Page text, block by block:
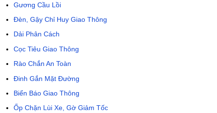
Gương Cầu Lồi
Đèn, Gậy Chỉ Huy Giao Thông
Dải Phân Cách
Cọc Tiêu Giao Thông
Rào Chắn An Toàn
Đinh Gắn Mặt Đường
Biển Báo Giao Thông
Ốp Chặn Lùi Xe, Gờ Giảm Tốc